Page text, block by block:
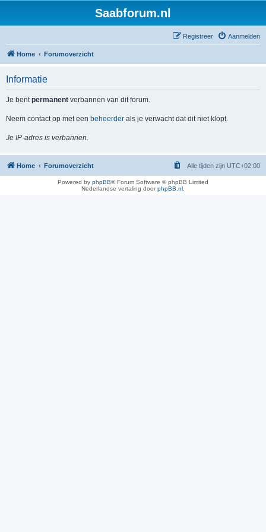
Saabforum.nl
Aanmelden
Registreer
Home Forumoverzicht
Informatie
Je bentpermanent verbannen van dit forum.
Neem contact op met een beheerder als je verwacht dat dit niet klopt.
Je IP-adres is verbannen.
Home Forumoverzicht Alle tijden zijn UTC+02:00
Powered by phpBB® Forum Software © phpBB Limited
Nederlandse vertaling doorphpBB.nl